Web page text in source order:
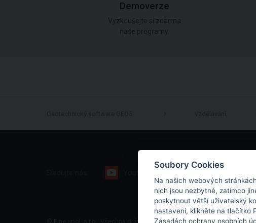
Demoverze
© Fine spol. s r.o., Všechna práva vyhrazena |Mapa stránek|Ochrana
Soubory Cookies
Na našich webových
nich jsou nezbytné, zatímco
poskytnout větší uživatelský
nastavení, klikněte na tlačítko
Zásadách ochrany osobních